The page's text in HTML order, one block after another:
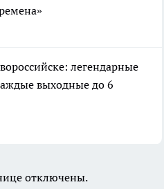
легендарные
выходные до 6
отключены.